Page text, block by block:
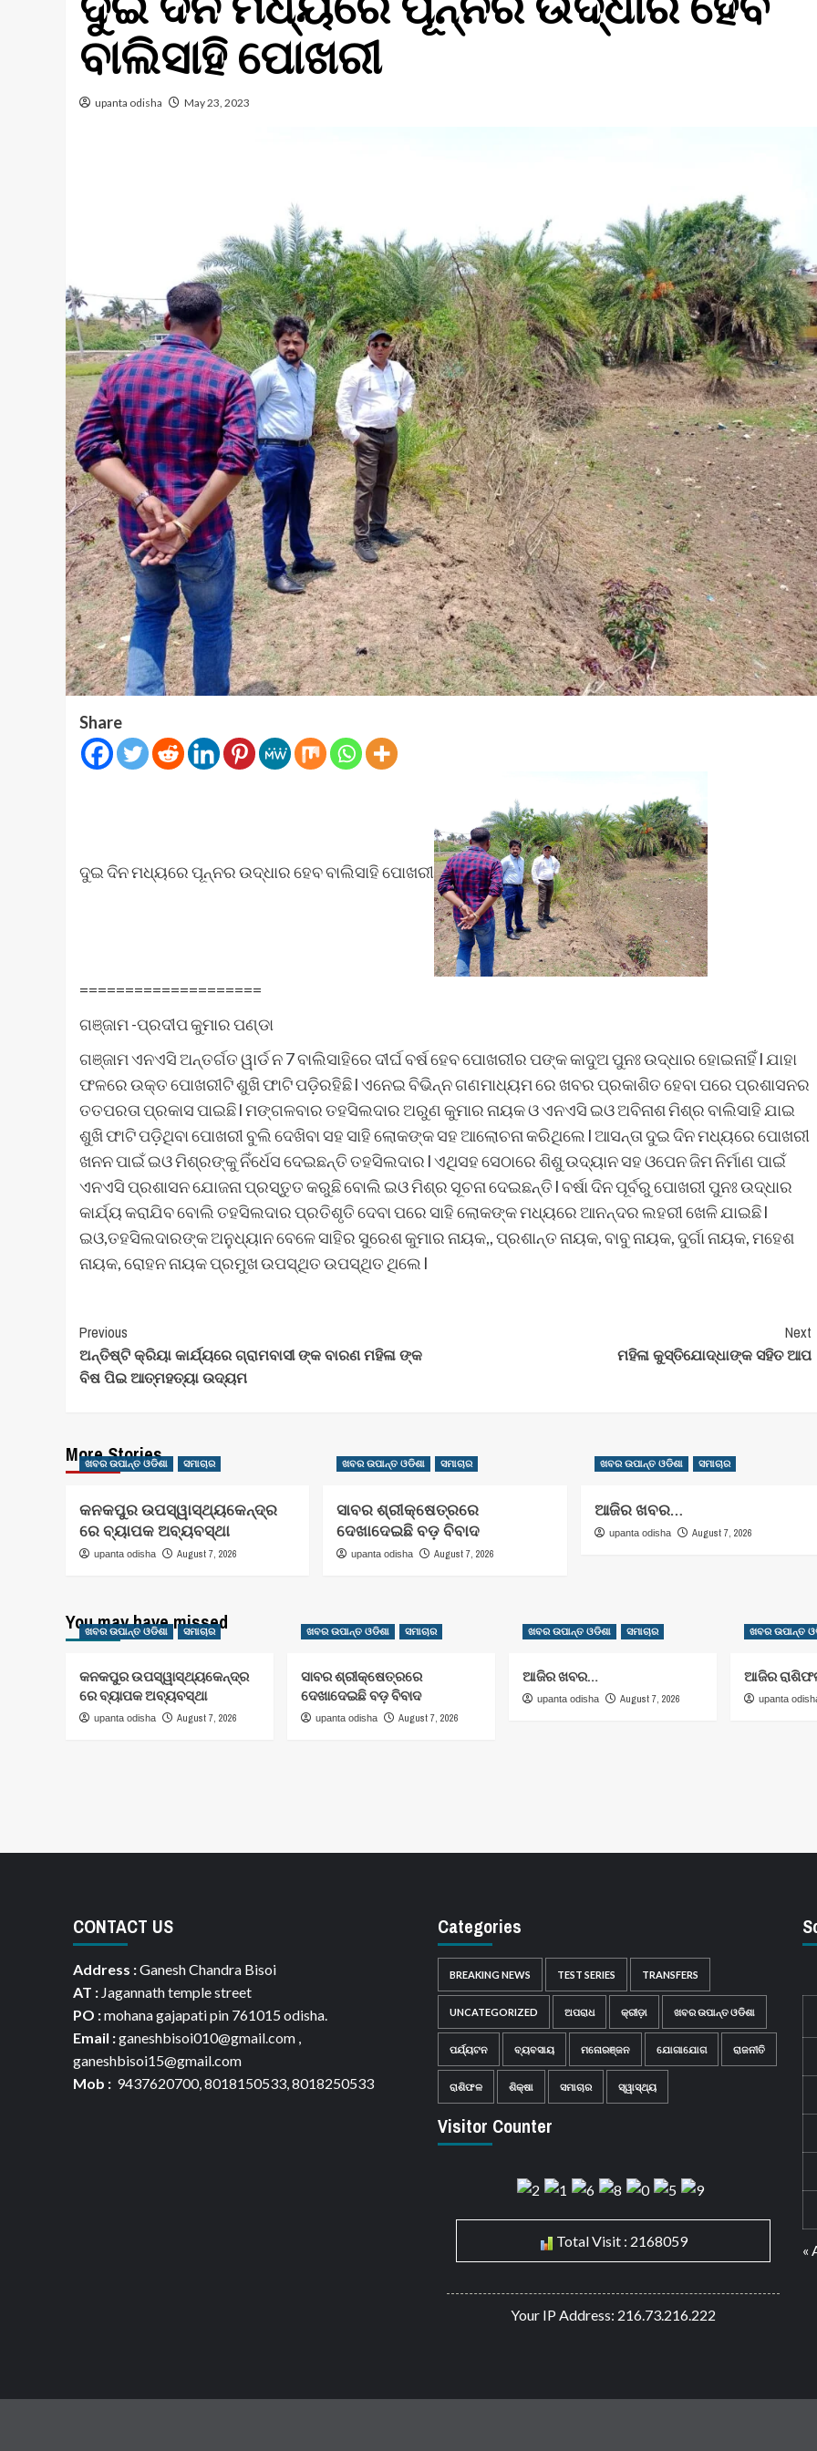
ବାଲିସାହି ପୋଖରୀ
upanta odisha May 23, 2023
Share
ଦୁଇ ଦିନ ମଧ୍ୟରେ ପୂନ୍ନର ଉଦ୍ଧାର ହେବ ବାଲିସାହି ପୋଖରୀ
====================
ଗଞ୍ଜାମ -ପ୍ରଦୀପ କୁମାର ପଣ୍ଡା
ଗଞ୍ଜାମ ଏନଏସି ଅନ୍ତର୍ଗତ ୱାର୍ଡ ନ 7 ବାଲିସାହିରେ ଦୀର୍ଘ ବର୍ଷ ହେବ ପୋଖରୀର ପଙ୍କ କାଦୁଅ ପୁନଃ ଉଦ୍ଧାର ହୋଇନାହିଁ l ଯାହା
ଫଳରେ ଉକ୍ତ ପୋଖରୀଟି ଶୁଖି ଫାଟି ପଡ଼ିରହିଛି l ଏନେଇ ବିଭିନ୍ନ ଗଣମାଧ୍ୟମ ରେ ଖବର ପ୍ରକାଶିତ ହେବା ପରେ ପ୍ରଶାସନର
ତତପରତା ପ୍ରକାସ ପାଇଛି l ମଙ୍ଗଳବାର ତହସିଲଦାର ଅରୁଣ କୁମାର ନାୟକ ଓ ଏନଏସି ଇଓ ଅବିନାଶ ମିଶ୍ର ବାଲିସାହି ଯାଇ
ଶୁଖି ଫାଟି ପଡ଼ିଥିବା ପୋଖରୀ ବୁଲି ଦେଖିବା ସହ ସାହି ଲୋକଙ୍କ ସହ ଆଲୋଚନା କରିଥିଲେ l ଆସନ୍ତା ଦୁଇ ଦିନ ମଧ୍ୟରେ ପୋଖରୀ
ଖନନ ପାଇଁ ଇଓ ମିଶ୍ରଙ୍କୁ ନିଁର୍ଧେସ ଦେଇଛନ୍ତି ତହସିଲଦାର l ଏଥିସହ ସେଠାରେ ଶିଶୁ ଉଦ୍ୟାନ ସହ ଓପେନ ଜିମ ନିର୍ମାଣ ପାଇଁ
ଏନଏସି ପ୍ରଶାସନ ଯୋଜନା ପ୍ରସ୍ତୁତ କରୁଛି ବୋଲି ଇଓ ମିଶ୍ର ସୂଚନା ଦେଇଛନ୍ତି l ବର୍ଷା ଦିନ ପୂର୍ବରୁ ପୋଖରୀ ପୁନଃ ଉଦ୍ଧାର
କାର୍ଯ୍ୟ କରାଯିବ ବୋଲି ତହସିଲଦାର ପ୍ରତିଶୃତି ଦେବା ପରେ ସାହି ଲୋକଙ୍କ ମଧ୍ୟରେ ଆନନ୍ଦର ଲହରୀ ଖେଳି ଯାଇଛି l
ଇଓ,ତହସିଲଦାରଙ୍କ ଅନୁଧ୍ୟାନ ବେଳେ ସାହିର ସୁରେଶ କୁମାର ନାୟକ,, ପ୍ରଶାନ୍ତ ନାୟକ, ବାବୁ ନାୟକ, ଦୁର୍ଗା ନାୟକ, ମହେଶ
ନାୟକ, ରୋହନ ନାୟକ ପ୍ରମୁଖ ଉପସ୍ଥିତ ଉପସ୍ଥିତ ଥିଲେ l
Post
Navigation
Previous
ଅନ୍ତିଷ୍ଟି କ୍ରିୟା କାର୍ଯ୍ୟରେ ଗ୍ରାମବାସୀ ଙ୍କ ବାରଣ ମହିଳା ଙ୍କ
ବିଷ ପିଇ ଆତ୍ମହତ୍ୟା ଉଦ୍ୟମ
Next
ମହିଳା କୁସ୍ତିଯୋଦ୍ଧାଙ୍କ ସହିତ ଆପ
More Stories
ଖବର ଉପାନ୍ତ ଓଡିଶା ସମାଚାର
କନକପୁର ଉପସ୍ୱାସ୍ଥ୍ୟକେନ୍ଦ୍ର
ରେ ବ୍ୟାପକ ଅବ୍ୟବସ୍ଥା
upanta odisha August 7, 2026
ଖବର ଉପାନ୍ତ ଓଡିଶା ସମାଚାର
ସାବର ଶ୍ରୀକ୍ଷେତ୍ରରେ
ଦେଖାଦେଇଛି ବଡ଼ ବିବାଦ
upanta odisha August 7, 2026
ଖବର ଉପାନ୍ତ ଓଡିଶା ସମାଚାର
ଆଜିର ଖବର…
upanta odisha August 7, 2026
You may have missed
ଖବର ଉପାନ୍ତ ଓଡିଶା ସମାଚାର
କନକପୁର ଉପସ୍ୱାସ୍ଥ୍ୟକେନ୍ଦ୍ର
ରେ ବ୍ୟାପକ ଅବ୍ୟବସ୍ଥା
upanta odisha August 7, 2026
ଖବର ଉପାନ୍ତ ଓଡିଶା ସମାଚାର
ସାବର ଶ୍ରୀକ୍ଷେତ୍ରରେ
ଦେଖାଦେଇଛି ବଡ଼ ବିବାଦ
upanta odisha August 7, 2026
ଖବର ଉପାନ୍ତ ଓଡିଶା ସମାଚାର
ଆଜିର ଖବର…
upanta odisha August 7, 2026
ଖବର ଉପାନ୍ତ
ଆଜିର
upanta
CONTACT US
Address :Ganesh Chandra Bisoi
AT :Jagannath temple street
PO :mohana gajapati pin 761015 odisha.
Email :ganeshbisoi010@gmail.com ,
ganeshbisoi15@gmail.com
Mob :9437620700, 8018150533, 8018250533
Categories
BREAKING NEWS TEST SERIES TRANSFERS
UNCATEGORIZED ଅପରାଧ କ୍ରୀଡ଼ା ଖବର ଉପାନ୍ତ ଓଡିଶା
ପର୍ଯ୍ୟଟନ ବ୍ୟବସାୟ ମନୋରଞ୍ଜନ ଯୋଗାଯୋଗ ରାଜନୀତି
ରାଶିଫଳ ଶିକ୍ଷା ସମାଚାର ସ୍ୱାସ୍ଥ୍ୟ
Visitor Counter
Total Visit : 2168059
Your IP Address: 216.73.216.222
«